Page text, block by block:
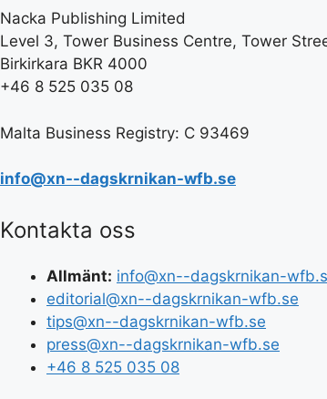
Nacka Publishing Limited
Level 3, Tower Business Centre, Tower
Birkirkara BKR 4000
+46 8 525 035 08
Malta Business Registry: C 93469
info@xn--dagskrnikan-wfb.se
Kontakta oss
Allmänt: info@xn--dagskrnikan-
editorial@xn--dagskrnikan-wfb.se
tips@xn--dagskrnikan-wfb.se
press@xn--dagskrnikan-wfb.se
+46 8 525 035 08